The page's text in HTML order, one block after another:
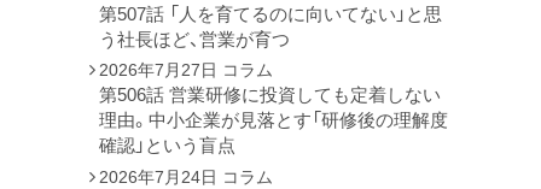
第507話 「人を育てるのに向いてない」と思
う社長ほど、営業が育つ
2026年7月27日 コラム
第506話 営業研修に投資しても定着しない
理由。中小企業が見落とす「研修後の理解度
確認」という盲点
2026年7月24日 コラム